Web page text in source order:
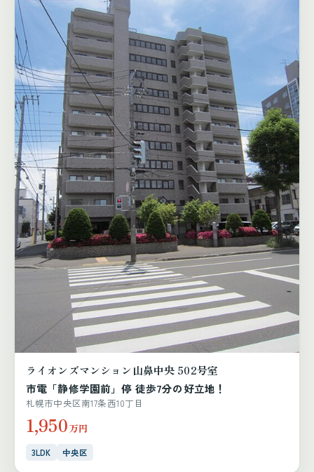
ライオンズマンション山鼻中央 502号室
市電「静修学園前」停 徒歩7分の好立地！
札幌市中央区南17条西10丁目
1,950万円
3LDK 中央区